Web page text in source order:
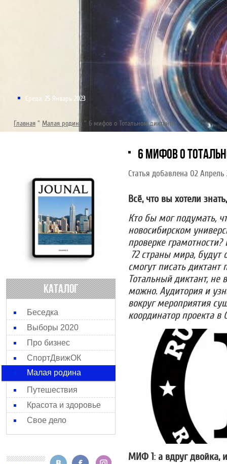
Среда, 25 Январь 2023
Главная " Малая родина " 6 мифов о Тотальном диктанте
КАТАЛОГ
Беседка
Выборы 2020
Про бизнес
СпортДвижОК
Малая родина
Путешествия
Красота и здоровье
Свое дело
6 МИФОВ О
Статья добавлена 02 Апрель
Всё, что вы хотели
Кто бы мог подумать,
новосибирском
проверке
72 страны мира,
смогут писать диктант
Тотальный диктант,
можно. Аудитория и
вокруг мероприятия
координатор проекта
МИФ 1: а вдруг двойка,